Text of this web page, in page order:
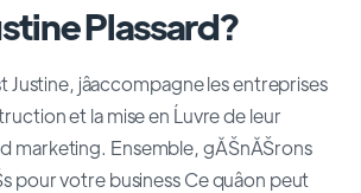
Plassard?
Justine, jâaccompagne les entreprises
et la mise en Ĺuvre de leur
marketing. Ensemble, gĂŠnĂŠrons
pour votre business Ce quâon peut